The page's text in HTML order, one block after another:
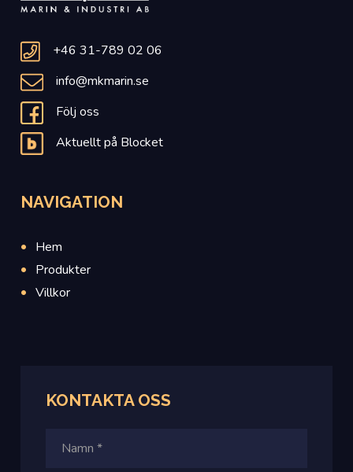
+46 31-789 02 06
info@mkmarin.se
Följ oss
Aktuellt på Blocket
NAVIGATION
Hem
Produkter
Villkor
KONTAKTA OSS